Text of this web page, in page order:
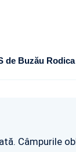
de Buzău
Câmpurile